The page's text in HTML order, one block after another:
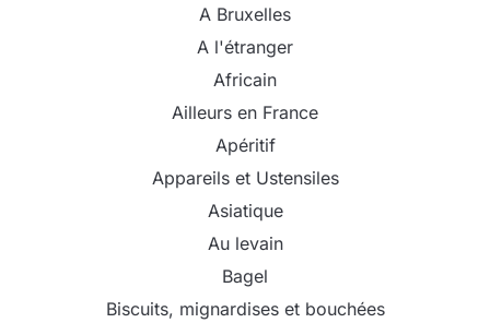
A Bruxelles
A l'étranger
Africain
Ailleurs en France
Apéritif
Appareils et Ustensiles
Asiatique
Au levain
Bagel
Biscuits, mignardises et bouchées